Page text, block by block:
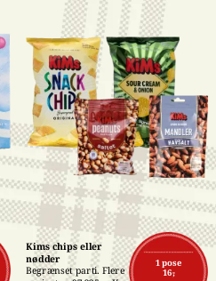
1 pose
16,-
Kims chips eller
nødder
Begrænset parti. Flere